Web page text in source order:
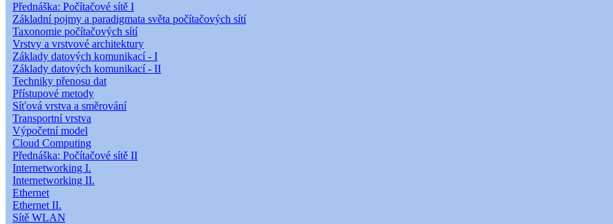
Přednáška: Počítačové sítě I
Základní pojmy a paradigmata světa počítačových sítí
Taxonomie počítačových sítí
Vrstvy a vrstvové architektury
Základy datových komunikací - I
Základy datových komunikací - II
Techniky přenosu dat
Přístupové metody
Síťová vrstva a směrování
Transportní vrstva
Výpočetní model
Cloud Computing
Přednáška: Počítačové sítě II
Internetworking I.
Internetworking II.
Ethernet
Ethernet II.
Sítě WLAN